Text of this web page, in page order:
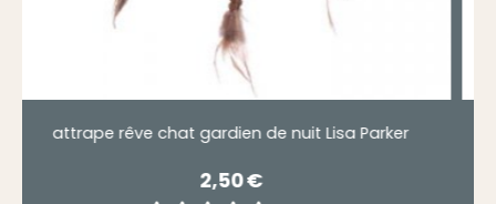
chat gardien de nuit Lisa Parker attrape rêve